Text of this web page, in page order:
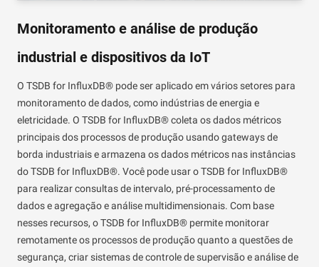
Monitoramento e análise de produção
industrial e dispositivos da IoT
O TSDB for InfluxDB® pode ser aplicado em vários setores para
monitoramento de dados, como indústrias de energia e
eletricidade. O TSDB for InfluxDB® coleta os dados métricos
principais dos processos de produção usando gateways de
borda industriais e armazena os dados métricos nas instâncias
do TSDB for InfluxDB®. Você pode usar o TSDB for InfluxDB®
para realizar consultas de intervalo, pré-processamento de
dados e agregação e análise multidimensionais. Com base
nesses recursos, o TSDB for InfluxDB® permite monitorar
remotamente os processos de produção quanto a questões de
segurança, criar sistemas de controle de supervisão e análise de